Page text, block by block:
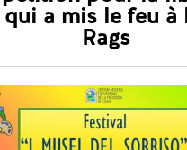
a mis le feu à
Rags